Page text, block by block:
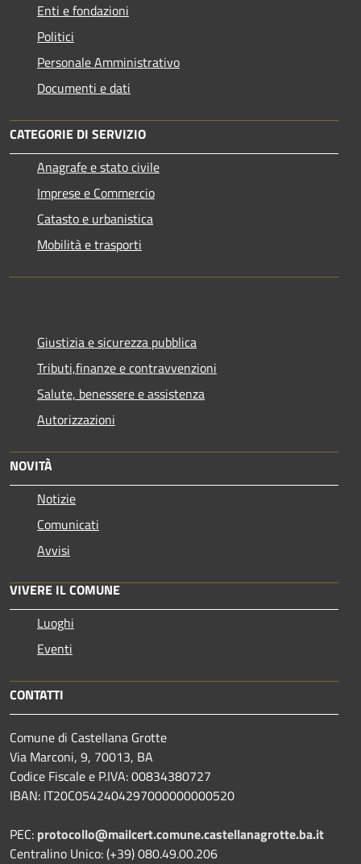
Enti e fondazioni
Politici
Personale Amministrativo
Documenti e dati
CATEGORIE DI SERVIZIO
Anagrafe e stato civile
Imprese e Commercio
Catasto e urbanistica
Mobilità e trasporti
Giustizia e sicurezza pubblica
Tributi,finanze e contravvenzioni
Salute, benessere e assistenza
Autorizzazioni
NOVITÀ
Notizie
Comunicati
Avvisi
VIVERE IL COMUNE
Luoghi
Eventi
CONTATTI
Comune di Castellana Grotte
Via Marconi, 9, 70013, BA
Codice Fiscale e P.IVA: 00834380727
IBAN: IT20C0542404297000000000520
PEC: protocollo@mailcert.comune.castellanagrotte.ba.it
Centralino Unico: (+39) 080.49.00.206